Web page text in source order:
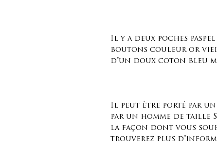
Il y a deux poches
boutons couleur or
d'un doux coton bleu
Il peut être porté par
par un homme de taille
la façon dont vous
trouverez plus